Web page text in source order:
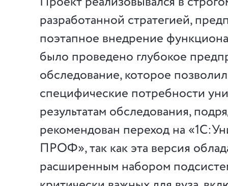
разработанной стратегией,
поэтапное внедрение
было проведено глубокое
обследование, которое
специфические потребности
результатам обследования,
рекомендован переход на
ПРОФ», так как эта версия
расширенным набором